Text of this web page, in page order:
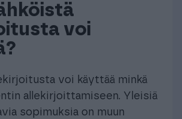
voi
voi käyttää minkä
allekirjoittamiseen. Yleisiä
sopimuksia on muun